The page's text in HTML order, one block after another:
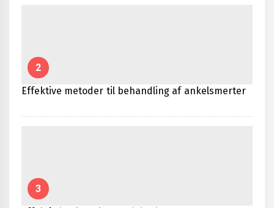
2
Effektive metoder til behandling af ankelsmerter
3